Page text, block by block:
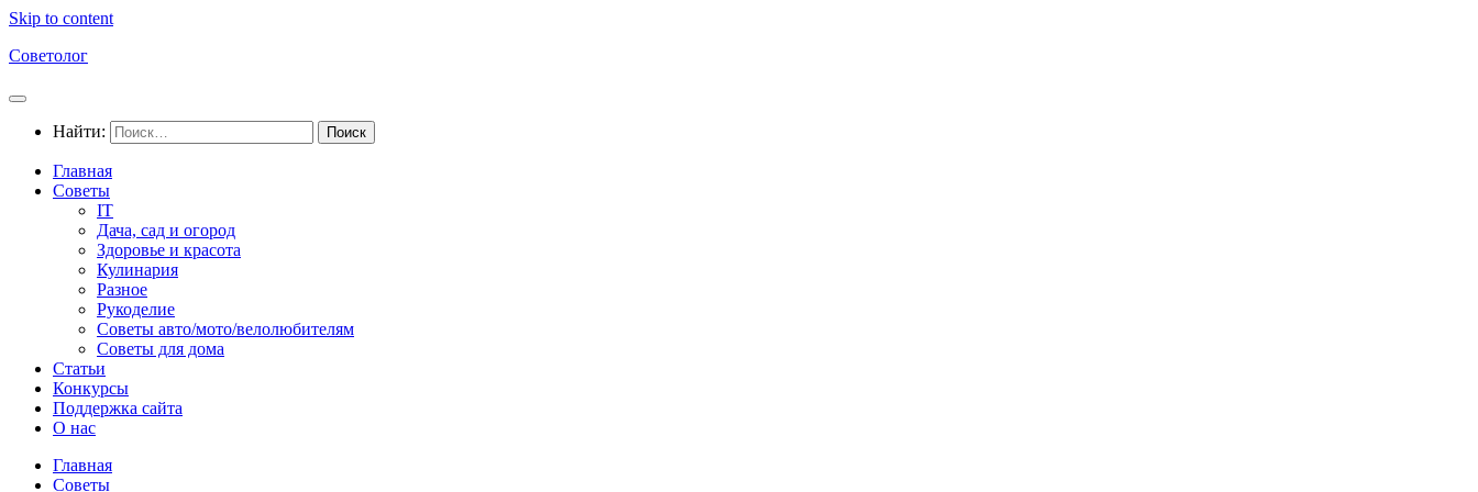
Skip to content
Советолог
Найти:
Главная
Советы
IT
Дача, сад и огород
Здоровье и красота
Кулинария
Разное
Рукоделие
Советы авто/мото/велолюбителям
Советы для дома
Статьи
Конкурсы
Поддержка сайта
О нас
Главная
Советы